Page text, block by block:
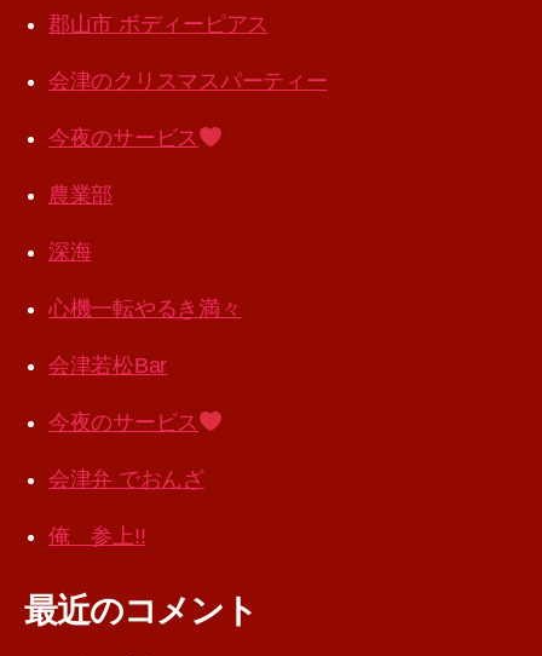
郡山市 ボディーピアス
会津のクリスマスパーティー
今夜のサービス
農業部
深海
心機一転やるき満々
会津若松Bar
今夜のサービス
会津弁 でおんざ
俺 参上!!
最近のコメント